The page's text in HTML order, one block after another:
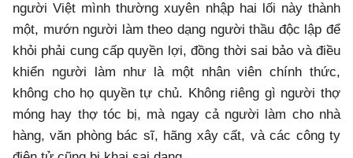
người Việt mình thường xuyên nhập hai lối này thành
một, mướn người làm theo dạng người thầu độc lập để
khỏi phải cung cấp quyền lợi, đồng thời sai bảo và điều
khiển người làm như là một nhân viên chính thức,
không cho họ quyền tự chủ. Không riêng gì người thợ
móng hay thợ tóc bị, mà ngay cả người làm cho nhà
hàng, văn phòng bác sĩ, hãng xây cất, và các công ty